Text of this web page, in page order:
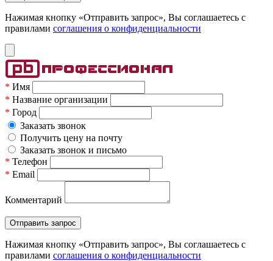
Нажимая кнопку «Отправить запрос», Вы соглашаетесь c
правилами соглашения о конфиденциальности
* Имя
* Название организации
* Город
Заказать звонок
Получить цену на почту
Заказать звонок и письмо
* Телефон
* Email
Комментарий
Нажимая кнопку «Отправить запрос», Вы соглашаетесь c
правилами соглашения о конфиденциальности